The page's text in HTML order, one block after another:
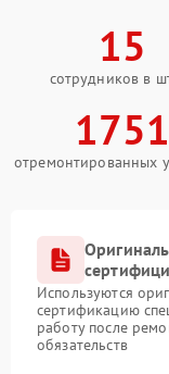
15
сотрудников в
1751
отремонтированных
Используются
сертификацию
работу после
обязательств